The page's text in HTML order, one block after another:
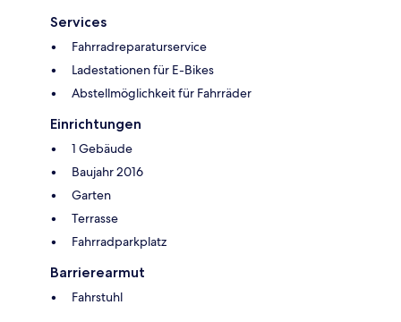
Services
Fahrradreparaturservice
Ladestationen für E-Bikes
Abstellmöglichkeit für Fahrräder
Einrichtungen
1 Gebäude
Baujahr 2016
Garten
Terrasse
Fahrradparkplatz
Barrierearmut
Fahrstuhl